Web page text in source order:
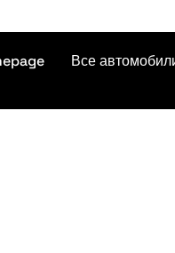
Все